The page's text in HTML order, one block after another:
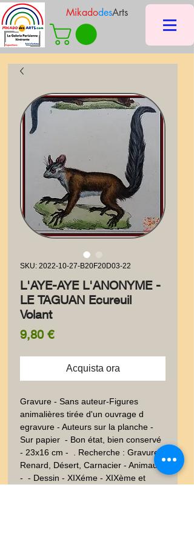
MikadodesArts
SKU: 2022-10-27-B20F20D03-22
L'AYE-AYE L'ANONYME -
LE TAGUAN Ecureuil
Volant
9,80 €Prezzo
Acquista ora
Gravure - Sans auteur-Figures
animalières tirée d'un ouvrage d
egravure - Auteurs sur la planche -
Sur papier  - Bon état, bien conservé
- 23x16 cm -  . Recherche : Gravure -
Renard, Désert, Carnacier - Animaux
-  - Dessin - XIXéme - XIXème et